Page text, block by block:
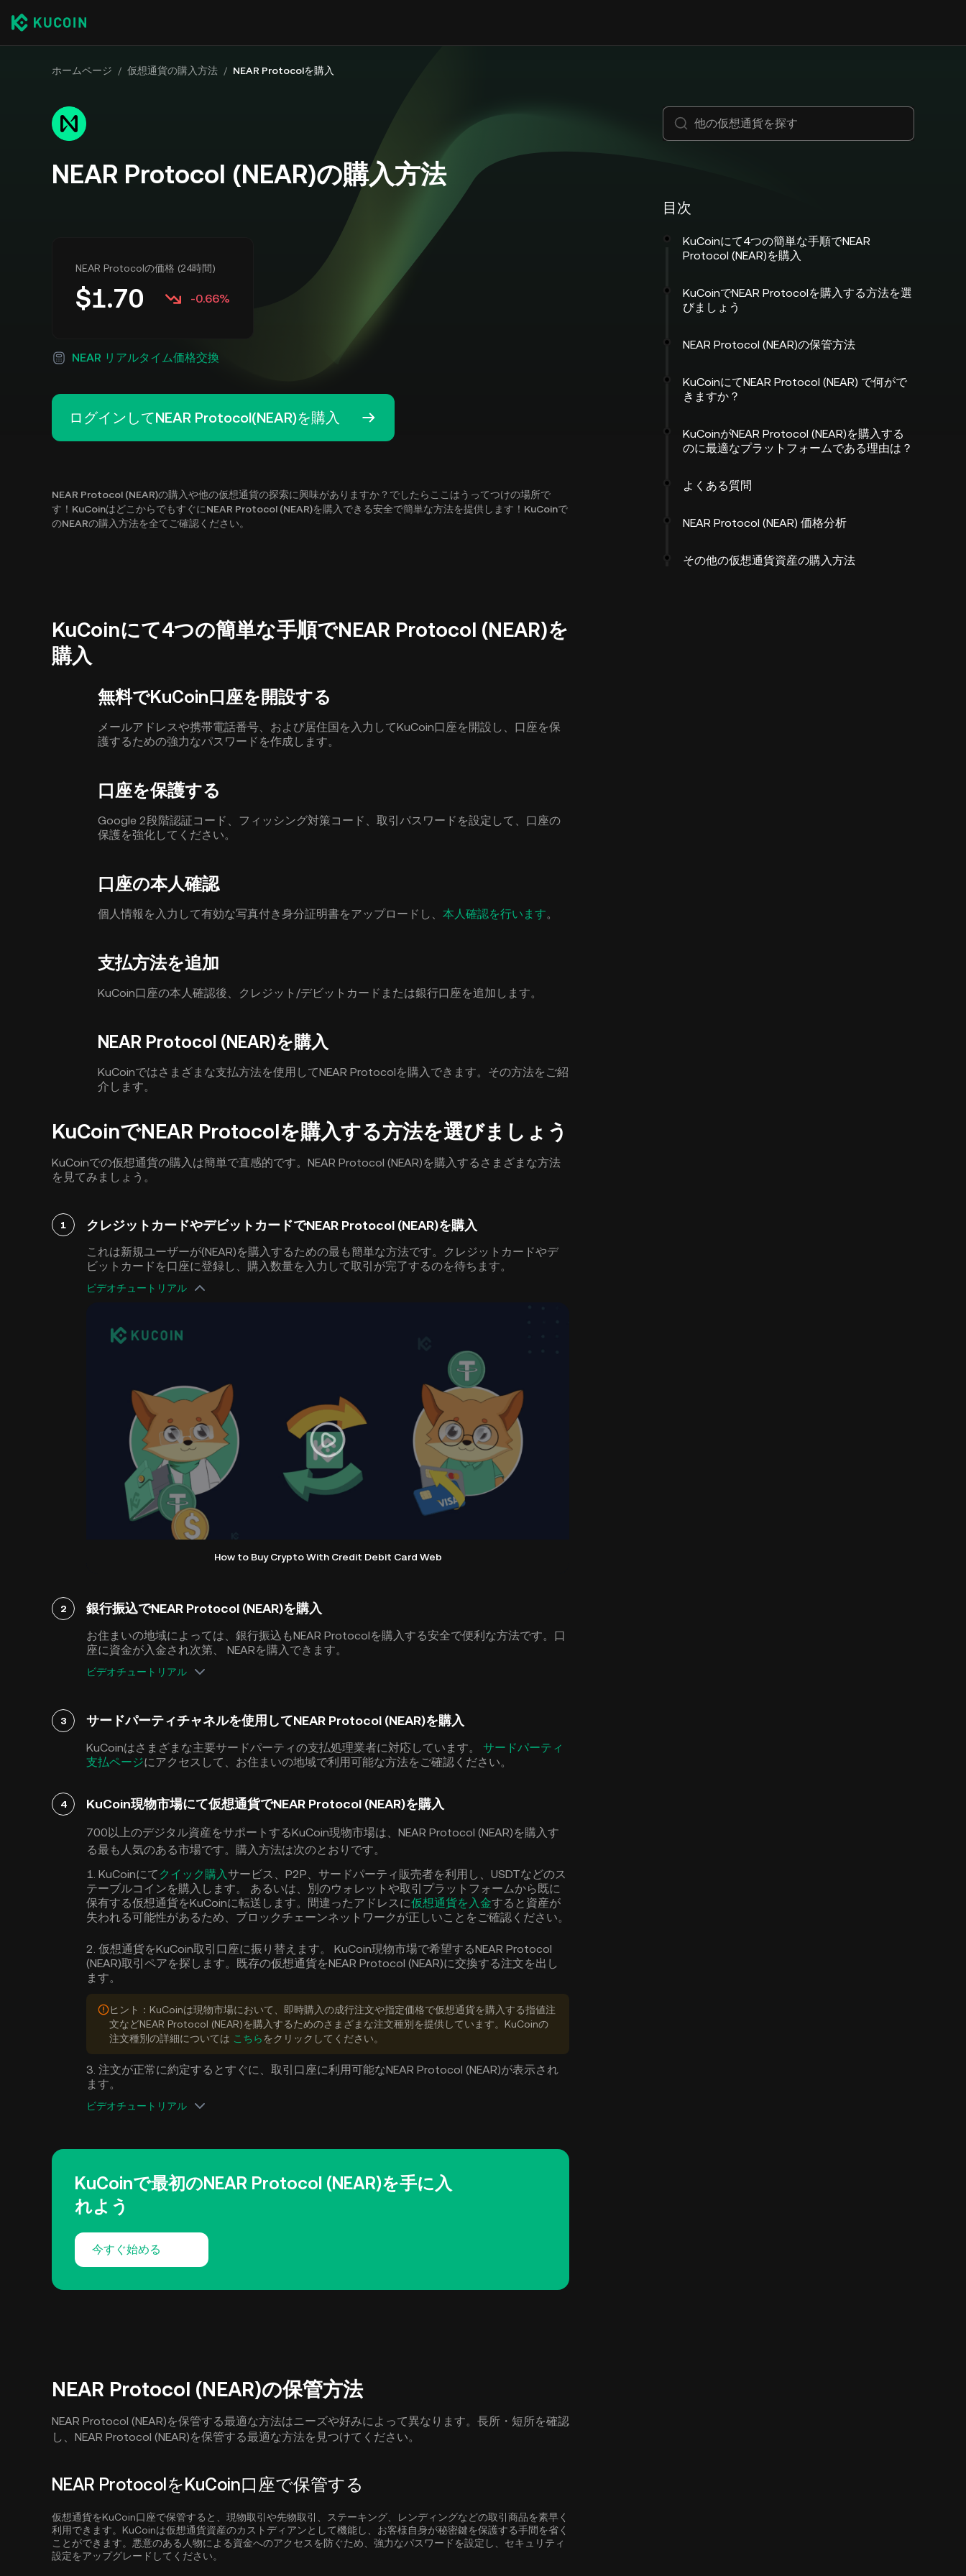
ホームページ / 仮想通貨の購入方法 / NEAR Protocolを購入
NEAR Protocol (NEAR)の購入方法
NEAR Protocolの価格 (24時間)
$1.70 -0.66%
NEAR リアルタイム価格交換
ログインしてNEAR Protocol(NEAR)を購入
NEAR Protocol (NEAR)の購入や他の仮想通貨の探索に興味がありますか？でしたらここはうってつけの場所で
す！KuCoinはどこからでもすぐにNEAR Protocol (NEAR)を購入できる安全で簡単な方法を提供します！KuCoinで
のNEARの購入方法を全てご確認ください。
KuCoinにて4つの簡単な手順でNEAR Protocol (NEAR)を
購入
無料でKuCoin口座を開設する
メールアドレスや携帯電話番号、および居住国を入力してKuCoin口座を開設し、口座を保
護するための強力なパスワードを作成します。
口座を保護する
Google 2段階認証コード、フィッシング対策コード、取引パスワードを設定して、口座の
保護を強化してください。
口座の本人確認
個人情報を入力して有効な写真付き身分証明書をアップロードし、 本人確認を行います。
支払方法を追加
KuCoin口座の本人確認後、クレジット/デビットカードまたは銀行口座を追加します。
NEAR Protocol (NEAR)を購入
KuCoinではさまざまな支払方法を使用してNEAR Protocolを購入できます。その方法をご紹
介します。
KuCoinでNEAR Protocolを購入する方法を選びましょう
KuCoinでの仮想通貨の購入は簡単で直感的です。NEAR Protocol (NEAR)を購入するさまざまな方法
を見てみましょう。
1 クレジットカードやデビットカードでNEAR Protocol (NEAR)を購入
これは新規ユーザーが(NEAR)を購入するための最も簡単な方法です。クレジットカードやデ
ビットカードを口座に登録し、購入数量を入力して取引が完了するのを待ちます。
ビデオチュートリアル
How to Buy Crypto With Credit Debit Card Web
2 銀行振込でNEAR Protocol (NEAR)を購入
お住まいの地域によっては、銀行振込もNEAR Protocolを購入する安全で便利な方法です。口
座に資金が入金され次第、 NEARを購入できます。
ビデオチュートリアル
3 サードパーティチャネルを使用してNEAR Protocol (NEAR)を購入
KuCoinはさまざまな主要サードパーティの支払処理業者に対応しています。 サードパーティ
支払ページにアクセスして、お住まいの地域で利用可能な方法をご確認ください。
4 KuCoin現物市場にて仮想通貨でNEAR Protocol (NEAR)を購入
700以上のデジタル資産をサポートするKuCoin現物市場は、NEAR Protocol (NEAR)を購入す
る最も人気のある市場です。購入方法は次のとおりです。
1. KuCoinにて クイック購入サービス、P2P、サードパーティ販売者を利用し、USDTなどのス
テーブルコインを購入します。 あるいは、別のウォレットや取引プラットフォームから既に
保有する仮想通貨をKuCoinに転送します。間違ったアドレスに仮想通貨を入金すると資産が
失われる可能性があるため、ブロックチェーンネットワークが正しいことをご確認ください。
2. 仮想通貨をKuCoin取引口座に振り替えます。 KuCoin現物市場で希望するNEAR Protocol
(NEAR)取引ペアを探します。既存の仮想通貨をNEAR Protocol (NEAR)に交換する注文を出し
ます。
ヒント：KuCoinは現物市場において、即時購入の成行注文や指定価格で仮想通貨を購入する指値注
文などNEAR Protocol (NEAR)を購入するためのさまざまな注文種別を提供しています。KuCoinの
注文種別の詳細については こちらをクリックしてください。
3. 注文が正常に約定するとすぐに、取引口座に利用可能なNEAR Protocol (NEAR)が表示され
ます。
ビデオチュートリアル
KuCoinで最初のNEAR Protocol (NEAR)を手に入
れよう
今すぐ始める
NEAR Protocol (NEAR)の保管方法
NEAR Protocol (NEAR)を保管する最適な方法はニーズや好みによって異なります。長所・短所を確認
し、NEAR Protocol (NEAR)を保管する最適な方法を見つけてください。
NEAR ProtocolをKuCoin口座で保管する
仮想通貨をKuCoin口座で保管すると、現物取引や先物取引、ステーキング、レンディングなどの取引商品を素早く
利用できます。KuCoinは仮想通貨資産のカストディアンとして機能し、お客様自身が秘密鍵を保護する手間を省く
ことができます。悪意のある人物による資金へのアクセスを防ぐため、強力なパスワードを設定し、セキュリティ
設定をアップグレードしてください。
目次
KuCoinにて4つの簡単な手順でNEAR
Protocol (NEAR)を購入
KuCoinでNEAR Protocolを購入する方法を選
びましょう
NEAR Protocol (NEAR)の保管方法
KuCoinにてNEAR Protocol (NEAR) で何がで
きますか？
KuCoinがNEAR Protocol (NEAR)を購入する
のに最適なプラットフォームである理由は？
よくある質問
NEAR Protocol (NEAR) 価格分析
その他の仮想通貨資産の購入方法